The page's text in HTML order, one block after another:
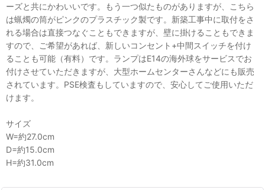
ーズと共にかわいいです。もう一つ似たものがありますが、こちら
は蝋燭の筒がピンクのプラスチック製です。新築工事中に取付をさ
れる場合は直接つなぐこともできますが、壁に掛けることもできま
すので、ご希望があれば、新しいコンセント+中間スイッチを付け
ることも可能（有料）です。ランプはE14の海外球をサービスでお
付けさせていただきますが、大型ホームセンターさんなどにも販売
されています。PSE検査もしていますので、安心してご使用いただ
けます。
サイズ
W=約27.0cm
D=約15.0cm
H=約31.0cm